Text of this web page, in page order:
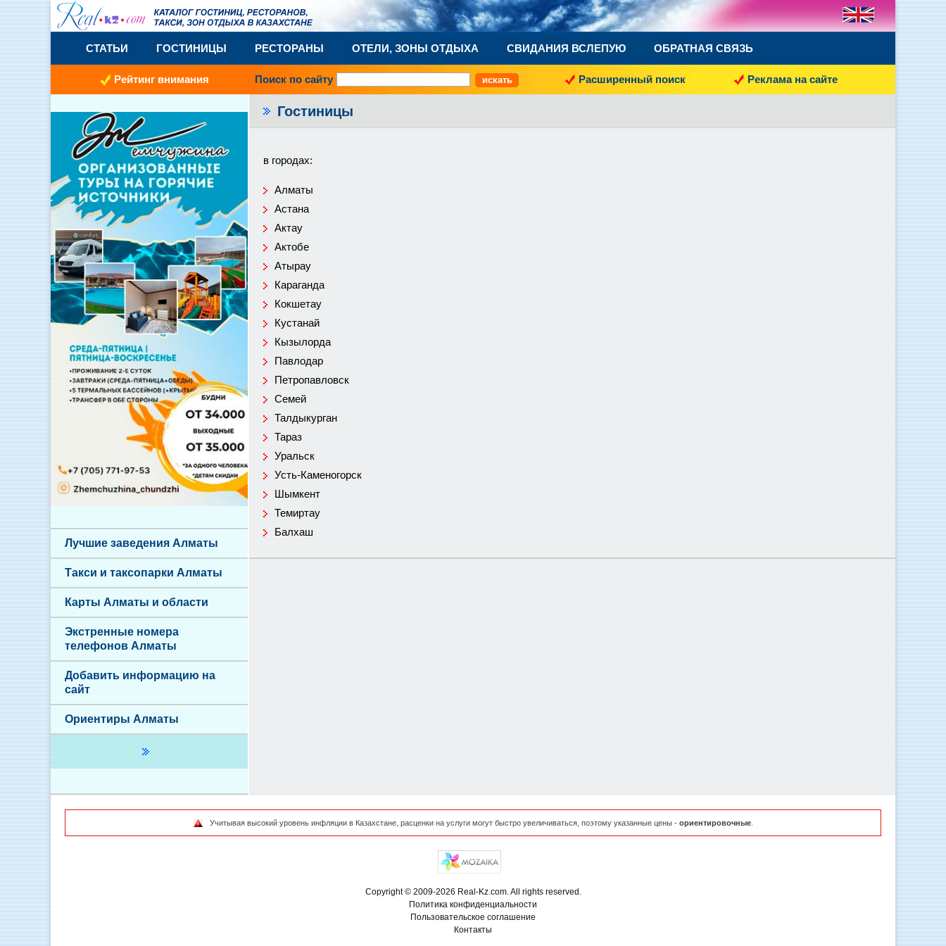
СТАТЬИ ГОСТИНИЦЫ РЕСТОРАНЫ ОТЕЛИ, ЗОНЫ ОТДЫХА СВИДАНИЯ ВСЛЕПУЮ ОБРАТНАЯ СВЯЗЬ
Рейтинг внимания Поиск по сайту Расширенный поиск Реклама на сайте
Гостиницы
в городах:
Алматы
Астана
Актау
Актобе
Атырау
Караганда
Кокшетау
Кустанай
Кызылорда
Павлодар
Петропавловск
Семей
Талдыкурган
Тараз
Уральск
Усть-Каменогорск
Шымкент
Темиртау
Балхаш
Лучшие заведения Алматы
Такси и таксопарки Алматы
Карты Алматы и области
Экстренные номера
телефонов Алматы
Добавить информацию на
сайт
Ориентиры Алматы
Учитывая высокий уровень инфляции в Казахстане, расценки на услуги могут быстро увеличиваться, поэтому указанные цены - ориентировочные.
Copyright © 2009-2026 Real-Kz.com. All rights reserved.
Политика конфиденциальности
Пользовательское соглашение
Контакты